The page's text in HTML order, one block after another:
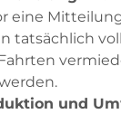
eine
tatsächlich
und